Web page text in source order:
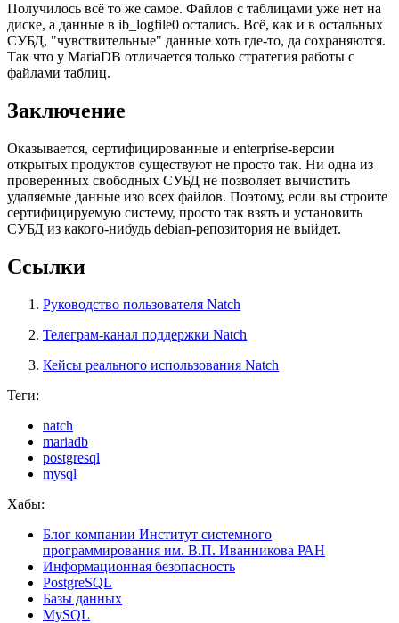
Получилось всё то же самое. Файлов с таблицами уже нет на
диске, а данные в ib_logfile0 остались. Всё, как и в остальных
СУБД, "чувствительные" данные хоть где-то, да сохраняются.
Так что у MariaDB отличается только стратегия работы с
файлами таблиц.
Заключение
Оказывается, сертифицированные и enterprise-версии
открытых продуктов существуют не просто так. Ни одна из
проверенных свободных СУБД не позволяет вычистить
удаляемые данные изо всех файлов. Поэтому, если вы строите
сертифицируемую систему, просто так взять и установить
СУБД из какого-нибудь debian-репозитория не выйдет.
Ссылки
Руководство пользователя Natch
Телеграм-канал поддержки Natch
Кейсы реального использования Natch
Теги:
natch
mariadb
postgresql
mysql
Хабы:
Блог компании Институт системного
программирования им. В.П. Иванникова РАН
Информационная безопасность
PostgreSQL
Базы данных
MySQL